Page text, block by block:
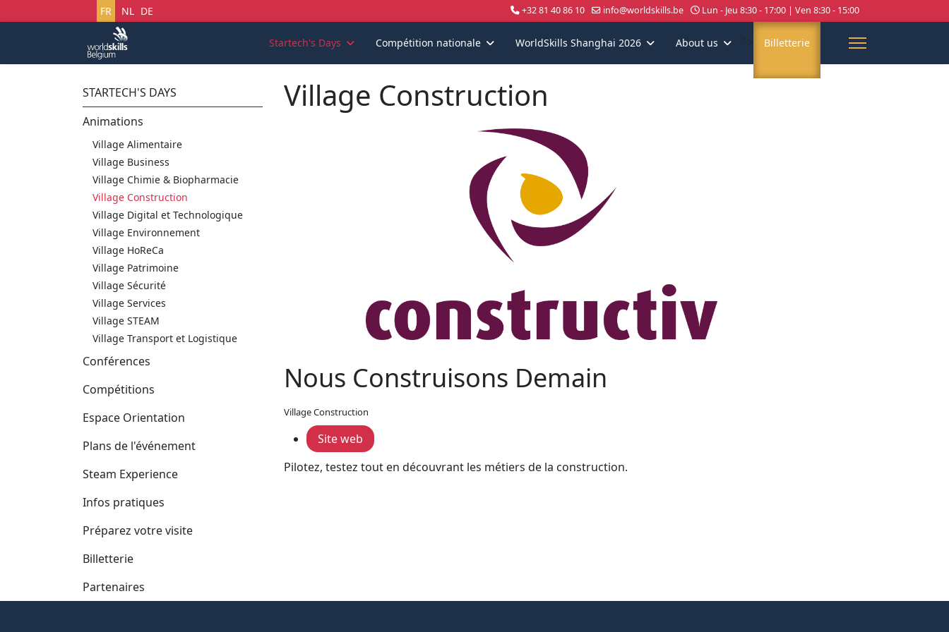
Sélectionnez votre langue
FR NL DE +32 81 40 86 10 info@worldskills.be Lun - Jeu 8:30 - 17:00 | Ven 8:30 - 15:00
Startech's Days Compétition nationale WorldSkills Shanghai 2026 About us "> Billetterie
STARTECH'S DAYS
Animations
Village Alimentaire
Village Business
Village Chimie & Biopharmacie
Village Construction
Village Digital et Technologique
Village Environnement
Village HoReCa
Village Patrimoine
Village Sécurité
Village Services
Village STEAM
Village Transport et Logistique
Conférences
Compétitions
Espace Orientation
Plans de l'événement
Steam Experience
Infos pratiques
Préparez votre visite
Billetterie
Partenaires
Village Construction
Nous Construisons Demain
Village Construction
Site web
Pilotez, testez tout en découvrant les métiers de la construction.